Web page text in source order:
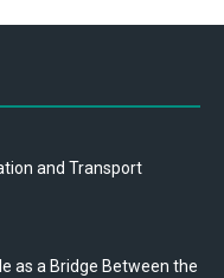
and Transport
as a Bridge Between the